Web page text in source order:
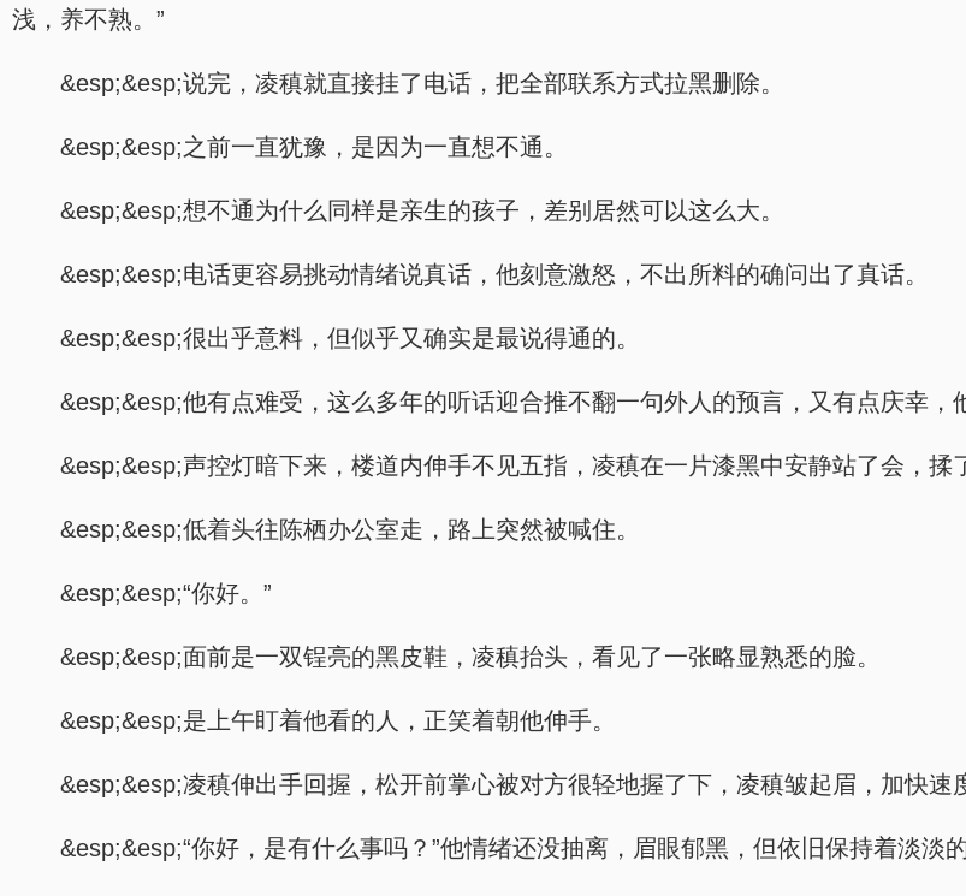
浅，养不熟。”
&esp;&esp;说完，凌稹就直接挂了电话，把全部联系方式拉黑删除。
&esp;&esp;之前一直犹豫，是因为一直想不通。
&esp;&esp;想不通为什么同样是亲生的孩子，差别居然可以这么大。
&esp;&esp;电话更容易挑动情绪说真话，他刻意激怒，不出所料的确问出了真话。
&esp;&esp;很出乎意料，但似乎又确实是最说得通的。
&esp;&esp;他有点难受，这么多年的听话迎合推不翻一句外人的预言，又有点庆幸，
&esp;&esp;声控灯暗下来，楼道内伸手不见五指，凌稹在一片漆黑中安静站了会，揉
&esp;&esp;低着头往陈栖办公室走，路上突然被喊住。
&esp;&esp;“你好。”
&esp;&esp;面前是一双锃亮的黑皮鞋，凌稹抬头，看见了一张略显熟悉的脸。
&esp;&esp;是上午盯着他看的人，正笑着朝他伸手。
&esp;&esp;凌稹伸出手回握，松开前掌心被对方很轻地握了下，凌稹皱起眉，加快速
&esp;&esp;“你好，是有什么事吗？”他情绪还没抽离，眉眼郁黑，但依旧保持着淡淡